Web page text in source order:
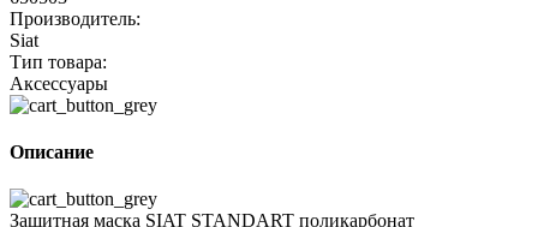
Производитель:
Siat
Тип товара:
Аксессуары
Описание
Защитная маска SIAT STANDART поликарбонат